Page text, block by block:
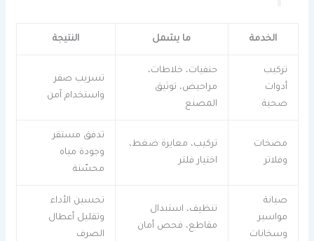
الخدمة ما يشمل النتيجة
تركيب
أدوات
صحية
حنفيات، خلاطات،
مراحيض، توثيق
المصنع
تسريب صفر
واستخدام آمن
مضخات
وفلاتر
تركيب، معايرة ضغط،
اختيار فلتر
تدفق مستقر
وجودة مياه
محسّنة
صيانة
مواسير
وسخانات
تنظيف، استبدال
مقاطع، فحص أمان
تحسين الأداء
وتقليل أعطال
الصرف